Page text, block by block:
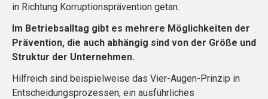
in Richtung Korruptionsprävention getan.
Im Betriebsalltag gibt es mehrere Möglichkeiten der
Prävention, die auch abhängig sind von der Größe und
Struktur der Unternehmen.
Hilfreich sind beispielweise das Vier-Augen-Prinzip in
Entscheidungsprozessen, ein ausführliches